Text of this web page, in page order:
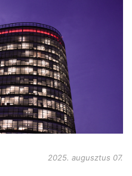
2025. augusztus 07.